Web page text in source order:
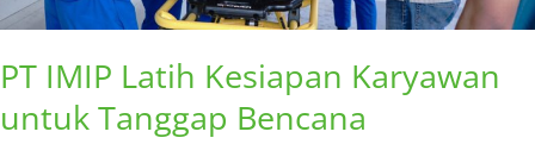
PT IMIP Latih Kesiapan Karyawan
untuk Tanggap Bencana